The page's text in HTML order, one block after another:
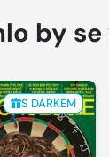
by
S DÁRKEM